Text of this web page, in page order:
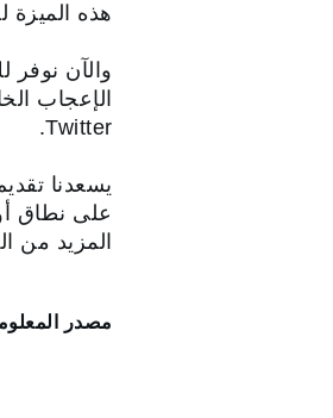
هذه الميزة
الإعجاب
Twitter.
يسعدنا
على نطاق
المزيد من
مصدر